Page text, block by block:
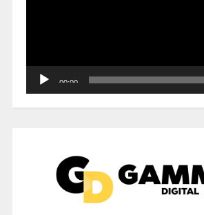
00:00